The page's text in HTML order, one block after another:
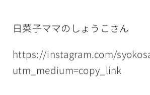
日菜子ママのしょうこさん
https://instagram.com/
utm_medium=copy_link